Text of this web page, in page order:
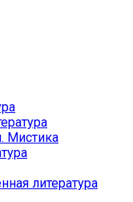
Мистика
литература